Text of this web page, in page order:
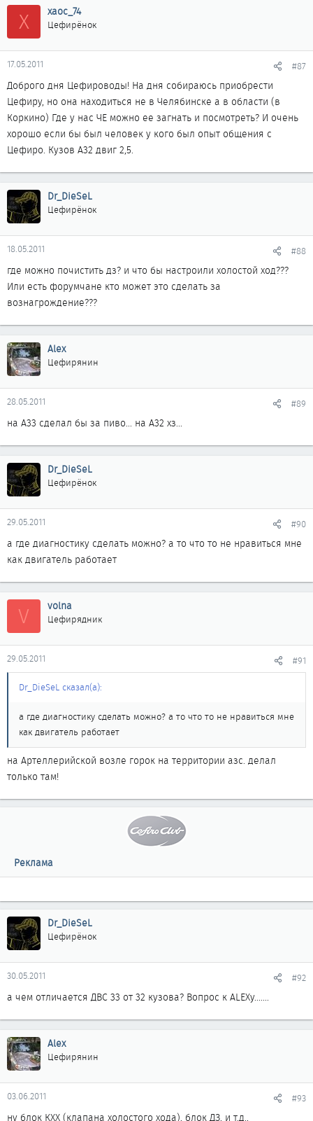
X xaoc_74
Цефирёнок
17.05.2011 #87
Доброго дня Цефироводы! На дня собираюсь приобрести
Цефиру, но она находиться не в Челябинске а в области (в
Коркино) Где у нас ЧЕ можно ее загнать и посмотреть? И очень
хорошо если бы был человек у кого был опыт общения с
Цефиро. Кузов А32 двиг 2,5.
Dr_DieSeL
Цефирёнок
18.05.2011 #88
где можно почистить дз? и что бы настроили холостой ход???
Или есть форумчане кто может это сделать за
вознагрождение???
Alex
Цефирянин
28.05.2011 #89
на A33 сделал бы за пиво... на A32 хз...
Dr_DieSeL
Цефирёнок
29.05.2011 #90
а где диагностику сделать можно? а то что то не нравиться мне
как двигатель работает
V volna
Цефирядник
29.05.2011 #91
Dr_DieSeL сказал(а):
а где диагностику сделать можно? а то что то не нравиться мне
как двигатель работает
на Артеллерийской возле горок на территории азс. делал
только там!
Реклама
Dr_DieSeL
Цефирёнок
30.05.2011 #92
а чем отличается ДВС 33 от 32 кузова? Вопрос к ALEXу.......
Alex
Цефирянин
03.06.2011 #93
ну блок КХХ (клапана холостого хода), блок ДЗ, и т.д.,